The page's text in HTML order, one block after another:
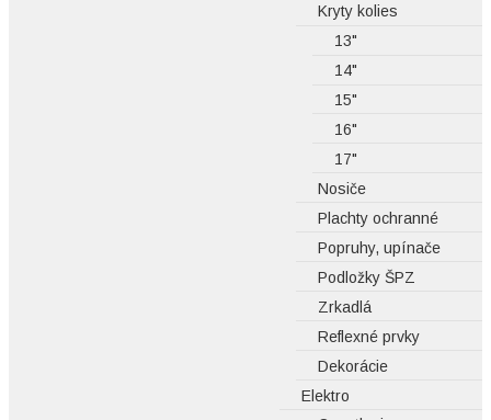
Kryty kolies
13"
14"
15"
16"
17"
Nosiče
Plachty ochranné
Popruhy, upínače
Podložky ŠPZ
Zrkadlá
Reflexné prvky
Dekorácie
Elektro